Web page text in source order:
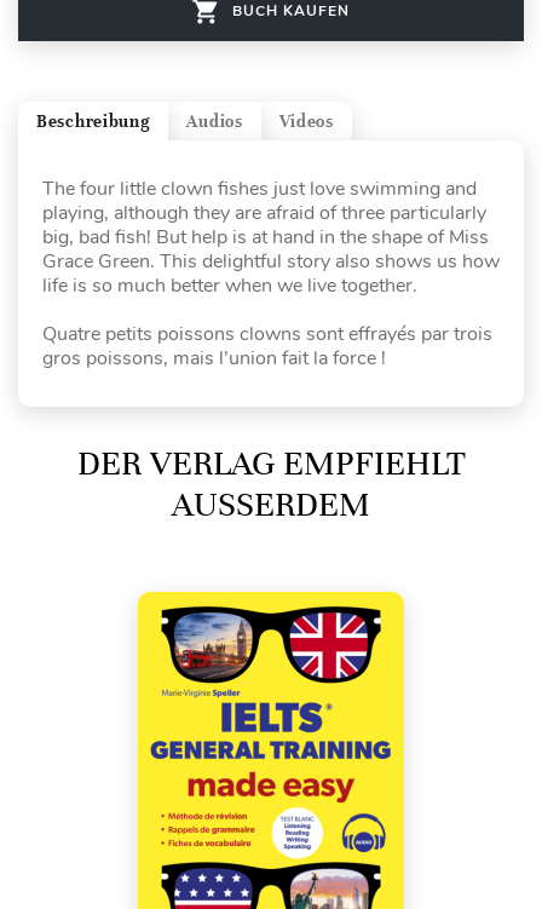
BUCH KAUFEN
Videos
Audios
Beschreibung
The four little clown fishes just love swimming and
playing, although they are afraid of three particularly
big, bad fish! But help is at hand in the shape of Miss
Grace Green. This delightful story also shows us how
life is so much better when we live together.
Quatre petits poissons clowns sont effrayés par trois
gros poissons, mais l’union fait la force !
DER VERLAG EMPFIEHLT
AUSSERDEM